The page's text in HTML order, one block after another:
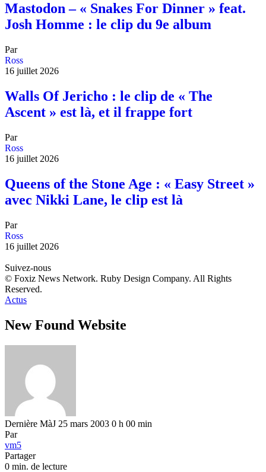
Mastodon – « Snakes For Dinner » feat.
Josh Homme : le clip du 9e album
Par
Ross
16 juillet 2026
Walls Of Jericho : le clip de « The
Ascent » est là, et il frappe fort
Par
Ross
16 juillet 2026
Queens of the Stone Age : « Easy Street »
avec Nikki Lane, le clip est là
Par
Ross
16 juillet 2026
Suivez-nous
© Foxiz News Network. Ruby Design Company. All Rights
Reserved.
Actus
New Found Website
Dernière MàJ 25 mars 2003 0 h 00 min
Par
vm5
Partager
0 min. de lecture